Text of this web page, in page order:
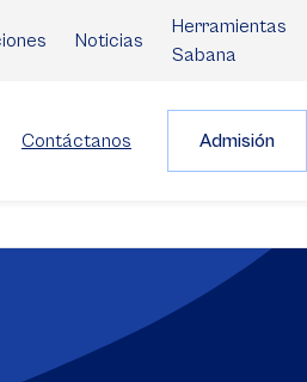
Noticias
Herramientas
Sabana
Contáctanos Admisión